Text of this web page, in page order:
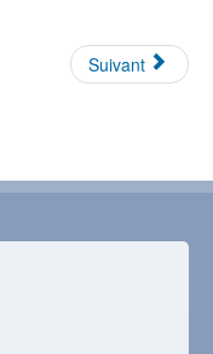
Suivant